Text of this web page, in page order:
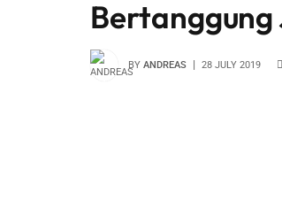
Bertanggung
BY ANDREAS 28 JULY 2019